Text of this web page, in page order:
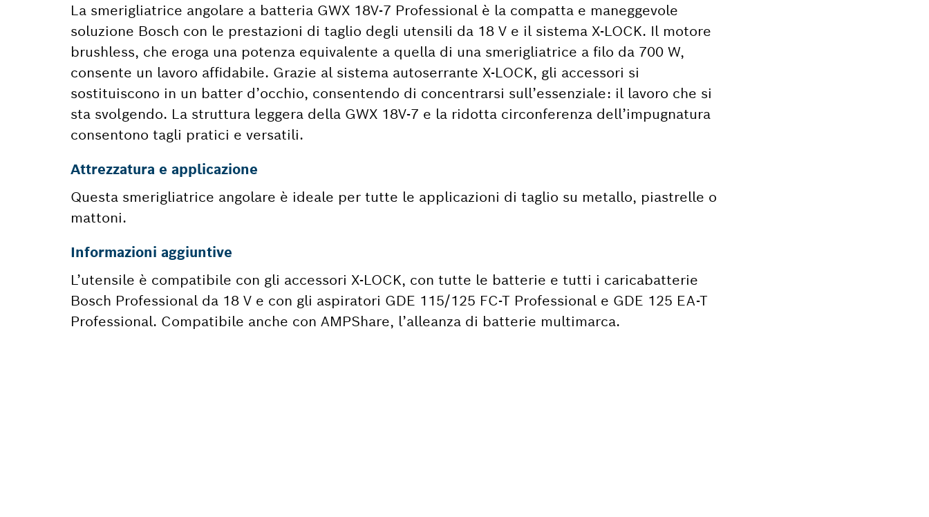
La smerigliatrice angolare a batteria GWX 18V-7 Professional è la compatta e maneggevole
soluzione Bosch con le prestazioni di taglio degli utensili da 18 V e il sistema X-LOCK. Il motore
brushless, che eroga una potenza equivalente a quella di una smerigliatrice a filo da 700 W,
consente un lavoro affidabile. Grazie al sistema autoserrante X-LOCK, gli accessori si
sostituiscono in un batter d’occhio, consentendo di concentrarsi sull’essenziale: il lavoro che si
sta svolgendo. La struttura leggera della GWX 18V-7 e la ridotta circonferenza dell’impugnatura
consentono tagli pratici e versatili.
Attrezzatura e applicazione
Questa smerigliatrice angolare è ideale per tutte le applicazioni di taglio su metallo, piastrelle o
mattoni.
Informazioni aggiuntive
L’utensile è compatibile con gli accessori X-LOCK, con tutte le batterie e tutti i caricabatterie
Bosch Professional da 18 V e con gli aspiratori GDE 115/125 FC-T Professional e GDE 125 EA-T
Professional. Compatibile anche con AMPShare, l’alleanza di batterie multimarca.